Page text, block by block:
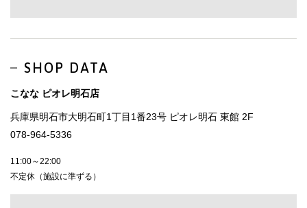
SHOP DATA
こなな ピオレ明石店
兵庫県明石市大明石町1丁目1番23号 ピオレ明石 東館 2F
078-964-5336
11:00～22:00
不定休（施設に準ずる）